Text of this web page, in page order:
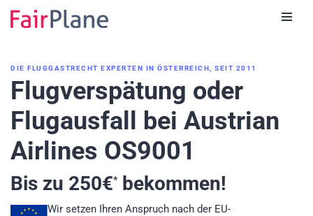
DIE FLUGGASTRECHT EXPERTEN IN ÖSTERREICH, SEIT 2011
Flugverspätung oder
Flugausfall bei Austrian
Airlines OS9001
Bis zu 250€*bekommen!
Wir setzen Ihren Anspruch nach der EU-